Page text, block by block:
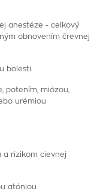
anestéze - celkový
obnovením črevnej
bolesti.
potením, miózou,
urémiou
a rizikom cievnej
atóniou